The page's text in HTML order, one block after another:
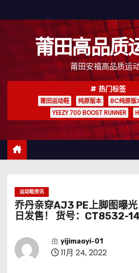
至
莆田高品质
莆田安福高品质运
热门标签
莆田运动鞋 纯原版本 BC纯原版
YEEZY 700 BOOST RUNNER
运动鞋资讯
乔丹亲穿AJ3 PE上脚图曝
日发售！ 货号：CT8532-
由 yijimaoyi-01
11月 24, 2022